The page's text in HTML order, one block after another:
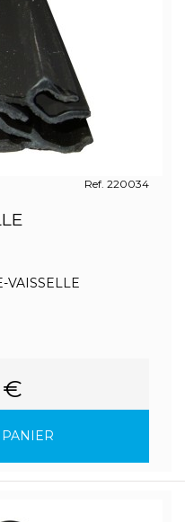
Ref. 220034
VAISSELLE
€